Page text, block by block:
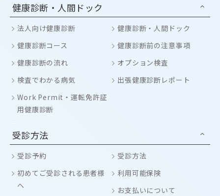
健康診断・人間ドック
法人向け健康診断
健康診断・人間ドック
健康診断コース
健康診断前の注意事項
健康診断の流れ
オプション検査
検査でわかる病気
出張健康診断レポート
Work Permit・運転免許証
用健康診断
受診方法
受診予約
受診方法
初めてご受診される患者様
へ
利用可能保険
お支払いについて